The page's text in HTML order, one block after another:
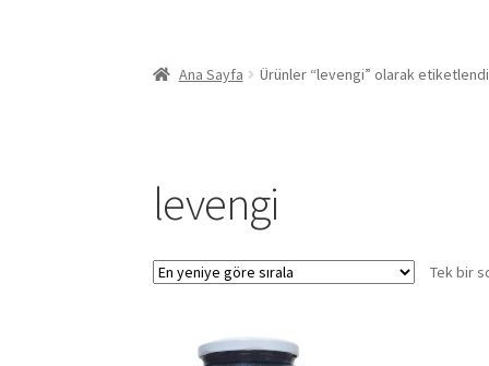
Ana Sayfa Ürünler “levengi” olarak etiketlendi
levengi
Tek bir